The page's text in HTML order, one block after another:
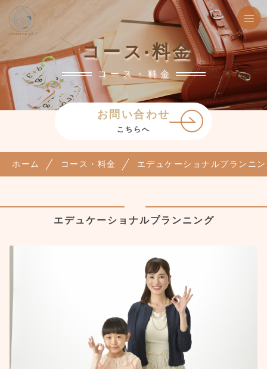
コース·料金
コース・料金
お問い合わせ
こちらへ
ホーム コース・料金 エデュケーショナルプランニ
エデュケーショナルプランニング